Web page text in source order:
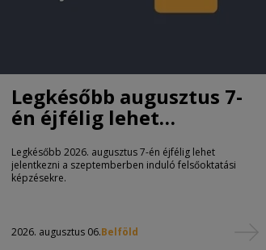
Legkésőbb augusztus 7-
én éjfélig lehet
jelentkezni a pótfelvételi
eljárásban
Legkésőbb 2026. augusztus 7-én éjfélig lehet
jelentkezni a szeptemberben induló felsőoktatási
képzésekre.
2026. augusztus 06.Belföld